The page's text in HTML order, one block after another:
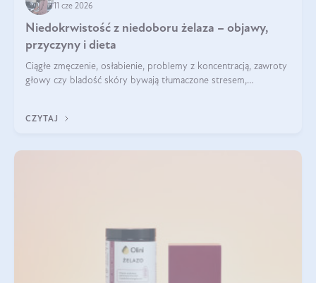
11 cze 2026
Niedokrwistość z niedoboru żelaza – objawy,
przyczyny i dieta
Ciągłe zmęczenie, osłabienie, problemy z koncentracją, zawroty
głowy czy bladość skóry bywają tłumaczone stresem,
CZYTAJ